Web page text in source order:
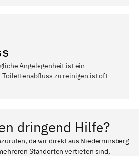
Angelegenheit ist ein
Toilettenabfluss zu reinigen ist oft
dringend Hilfe?
da wir direkt aus Niedermirsberg
Standorten vertreten sind,